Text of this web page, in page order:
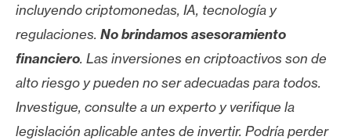
incluyendo criptomonedas, IA, tecnología y
regulaciones. No brindamos asesoramiento
financiero. Las inversiones en criptoactivos son de
alto riesgo y pueden no ser adecuadas para todos.
Investigue, consulte a un experto y verifique la
legislación aplicable antes de invertir. Podría perder